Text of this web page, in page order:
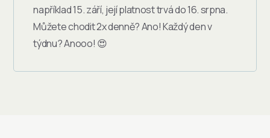
například 15. září, její platnost trvá do 16. srpna.
Můžete chodit 2x denně? Ano! Každý den v
týdnu? Anooo! 😍